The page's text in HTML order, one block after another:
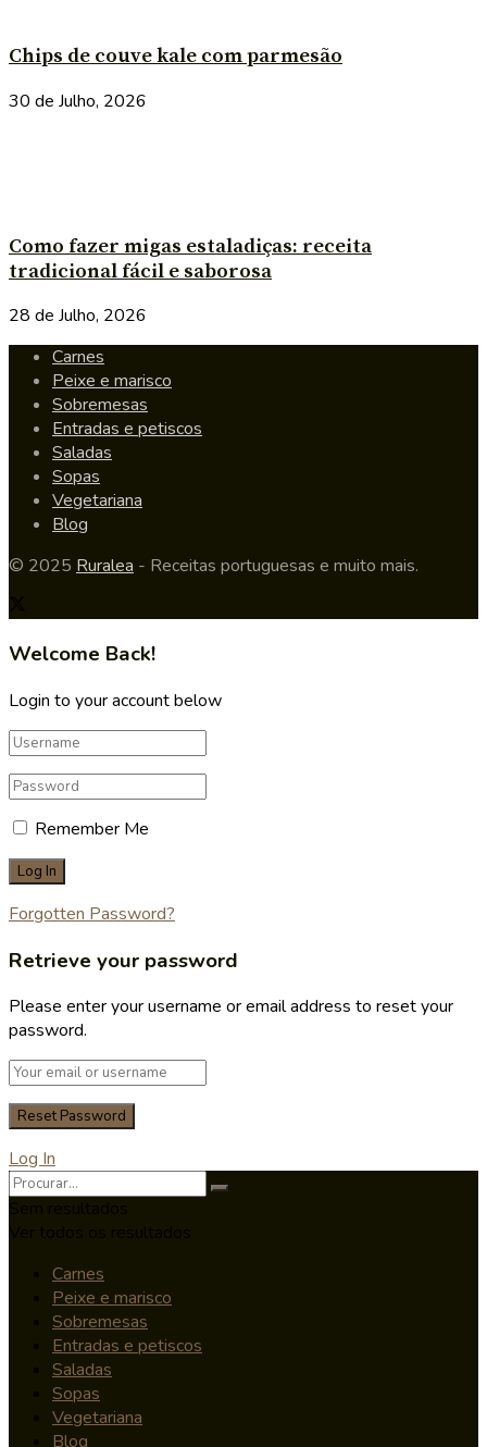
Chips de couve kale com parmesão
30 de Julho, 2026
Como fazer migas estaladiças: receita
tradicional fácil e saborosa
28 de Julho, 2026
Carnes
Peixe e marisco
Sobremesas
Entradas e petiscos
Saladas
Sopas
Vegetariana
Blog
© 2025 Ruralea - Receitas portuguesas e muito mais.
Welcome Back!
Login to your account below
Remember Me
Forgotten Password?
Retrieve your password
Please enter your username or email address to reset your
password.
Log In
Carnes
Peixe e marisco
Sobremesas
Entradas e petiscos
Saladas
Sopas
Vegetariana
Blog